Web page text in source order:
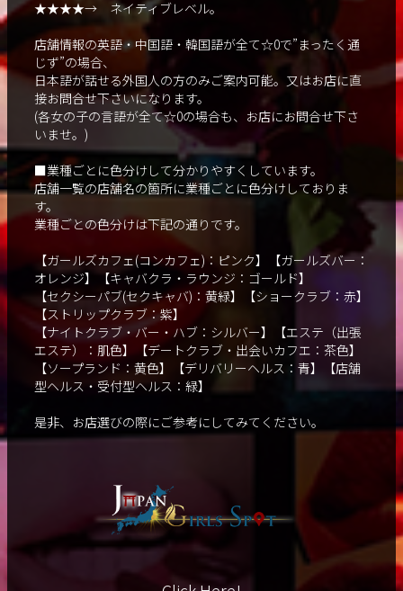
★★★★→ ネイティブレベル。
店舗情報の英語・中国語・韓国語が全て☆0で”まったく通
じず”の場合、
日本語が話せる外国人の方のみご案内可能。又はお店に直
接お問合せ下さいになります。
(各女の子の言語が全て☆0の場合も、お店にお問合せ下さ
いませ。)
■業種ごとに色分けして分かりやすくしています。
店舗一覧の店舗名の箇所に業種ごとに色分けしておりま
す。
業種ごとの色分けは下記の通りです。
【ガールズカフェ(コンカフェ)：ピンク】【ガールズバー：
オレンジ】【キャバクラ・ラウンジ：ゴールド】
【セクシーパブ(セクキャバ)：黄緑】【ショークラブ：赤】
【ストリップクラブ：紫】
【ナイトクラブ・バー・ハブ：シルバー】【エステ（出張
エステ）：肌色】【デートクラブ・出会いカフエ：茶色】
【ソープランド：黄色】【デリバリーヘルス：青】【店舗
型ヘルス・受付型ヘルス：緑】
是非、お店選びの際にご参考にしてみてください。